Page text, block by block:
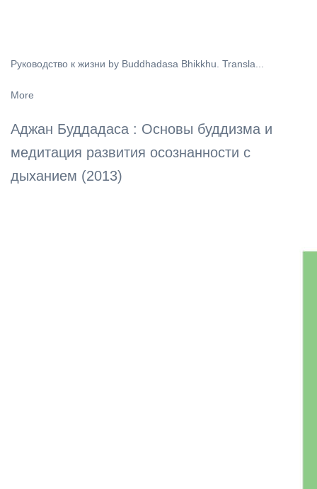
Руководство к жизни by Buddhadasa Bhikkhu. Transla...
More
Аджан Буддадаса : Основы буддизма и
медитация развития осознанности с
дыханием (2013)